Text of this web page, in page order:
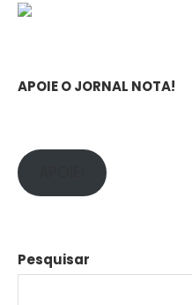
APOIE O JORNAL NOTA!
Pesquisar